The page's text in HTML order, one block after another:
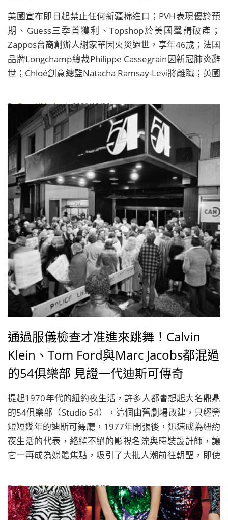
職、PVH第三季優於預期
美國宣布即日起禁止任何新疆棉進口；PVH表現優於預
期、Guess三季首獲利、Topshop於美國聲請破產；
Zappos台裔創辦人謝家華因火災過世，享年46歲；法國
品牌Longchamp總裁Philippe Cassegrain因新冠肺炎辭
世；Chloé創意總監Natacha Ramsay-Levi將離職；英國
ByBeautiMode| 2020/12/06
通過服儀檢查才准進來跳舞！Calvin
Klein、Tom Ford與Marc Jacobs都混過
的54俱樂部 見證一代迪斯可傳奇
提起1970年代的紐約夜生活，許多人都會想起大名鼎鼎
的54俱樂部（Studio 54），這個由舊劇場改建，只經營
短短幾年的迪斯可舞廳，1977年開張後，迅速成為紐約
夜生活的代表，絡繹不絕的影視名流與時裝設計師，讓
它一再成為媒體焦點，吸引了大批人潮前往朝聖，即使
設計師，如Michael Halpern、Anthony Vaccarello以及
Brandon Maxwell等，還是經常以它為創作靈感，深遠
的影響力著實令人驚奇。
ByBeautiMode| 2020/05/25